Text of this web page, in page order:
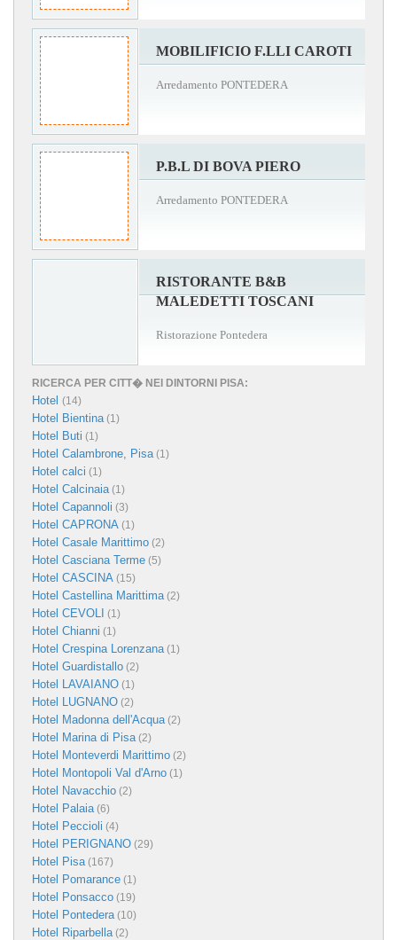
MOBILIFICIO F.LLI CAROTI
Arredamento PONTEDERA
P.B.L DI BOVA PIERO
Arredamento PONTEDERA
RISTORANTE B&B
MALEDETTI TOSCANI
Ristorazione Pontedera
RICERCA PER CITT� NEI DINTORNI PISA:
Hotel (14)
Hotel Bientina(1)
Hotel Buti (1)
Hotel Calambrone, Pisa(1)
Hotel calci (1)
Hotel Calcinaia(1)
Hotel Capannoli (3)
Hotel CAPRONA (1)
Hotel Casale Marittimo (2)
Hotel Casciana Terme (5)
Hotel CASCINA (15)
Hotel Castellina Marittima(2)
Hotel CEVOLI (1)
Hotel Chianni (1)
Hotel Crespina Lorenzana(1)
Hotel Guardistallo (2)
Hotel LAVAIANO (1)
Hotel LUGNANO (2)
Hotel Madonna dell'Acqua(2)
Hotel Marina di Pisa(2)
Hotel Monteverdi Marittimo (2)
Hotel Montopoli Val d'Arno (1)
Hotel Navacchio (2)
Hotel Palaia(6)
Hotel Peccioli (4)
Hotel PERIGNANO (29)
Hotel Pisa(167)
Hotel Pomarance (1)
Hotel Ponsacco (19)
Hotel Pontedera(10)
Hotel Riparbella(2)